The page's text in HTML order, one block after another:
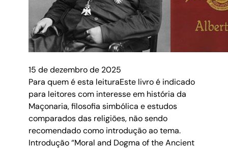
15 de dezembro de 2025
Para quem é esta leituraEste livro é indicado
para leitores com interesse em história da
Maçonaria, filosofia simbólica e estudos
comparados das religiões, não sendo
recomendado como introdução ao tema.
Introdução “Moral and Dogma of the Ancient